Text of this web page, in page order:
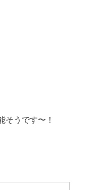
そうです〜！